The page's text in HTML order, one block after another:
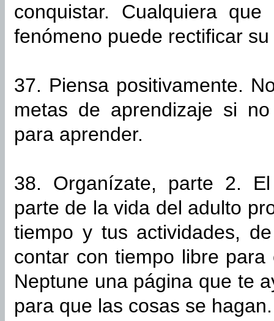
conquistar. Cualquiera
fenómeno puede rectificar
37. Piensa positivamente.
metas de aprendizaje si
para aprender.
38. Organízate, parte 2.
parte de la vida del adulto
tiempo y tus actividades,
contar con tiempo libre
Neptune una página que te
para que las cosas se hagan.